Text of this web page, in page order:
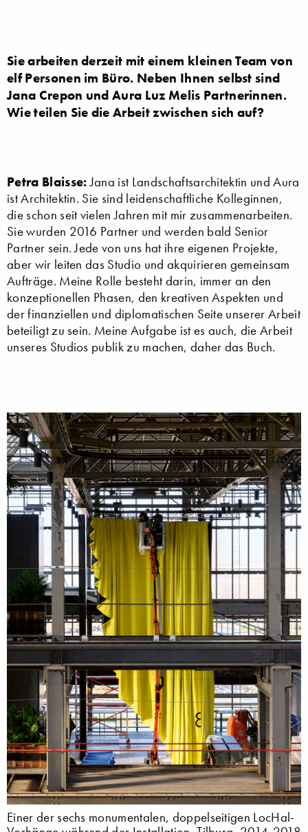
Sie arbeiten derzeit mit einem kleinen Team von
elf Personen im Büro. Neben Ihnen selbst sind
Jana Crepon und Aura Luz Melis Partnerinnen.
Wie teilen Sie die Arbeit zwischen sich auf?
Petra Blaisse:Jana ist Landschaftsarchitektin und Aura
ist Architektin. Sie sind leidenschaftliche Kolleginnen,
die schon seit vielen Jahren mit mir zusammenarbeiten.
Sie wurden 2016 Partner und werden bald Senior
Partner sein. Jede von uns hat ihre eigenen Projekte,
aber wir leiten das Studio und akquirieren gemeinsam
Aufträge. Meine Rolle besteht darin, immer an den
konzeptionellen Phasen, den kreativen Aspekten und
der finanziellen und diplomatischen Seite unserer Arbeit
beteiligt zu sein. Meine Aufgabe ist es auch, die Arbeit
unseres Studios publik zu machen, daher das Buch.
Einer der sechs monumentalen, doppelseitigen LocHal-